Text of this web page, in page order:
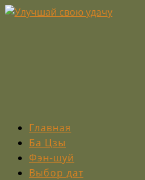
Главная
Ба Цзы
Фэн-шуй
Выбор дат